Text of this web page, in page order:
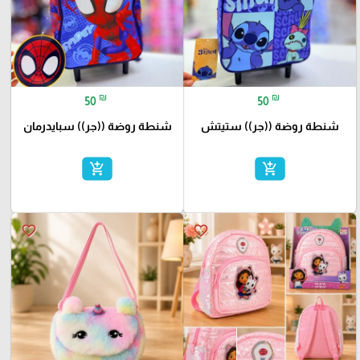
50 ₪
شنطة روضة ((جر)) ستيتش
add_shopping_cart
50 ₪
شنطة روضة ((جر)) سبايدرمان
add_shopping_cart
favorite_border
favorite_border